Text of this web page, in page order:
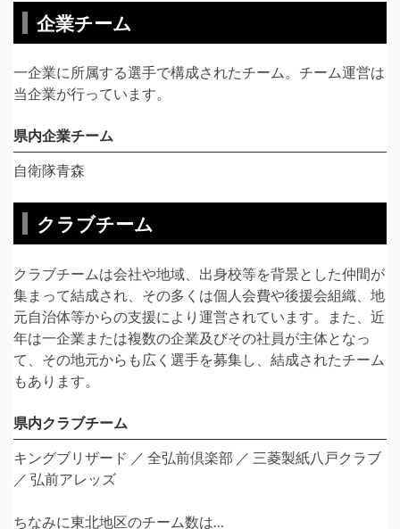
スケジュール
2025年 大会情
報
報
2023年 オープ
日程表
2023年 大会情
報
協賛募集
協賛金募集
A-FIELD活動
エンタメ
企業チーム
一企業に所属する選手で構成されたチーム。チーム運営は
当企業が行っています。
県内企業チーム
自衛隊青森
クラブチーム
クラブチームは会社や地域、出身校等を背景とした仲間が
集まって結成され、その多くは個人会費や後援会組織、地
元自治体等からの支援により運営されています。また、近
年は一企業または複数の企業及びその社員が主体となっ
て、その地元からも広く選手を募集し、結成されたチーム
もあります。
県内クラブチーム
キングブリザード ／ 全弘前倶楽部 ／ 三菱製紙八戸クラブ
／ 弘前アレッズ
ちなみに東北地区のチーム数は…